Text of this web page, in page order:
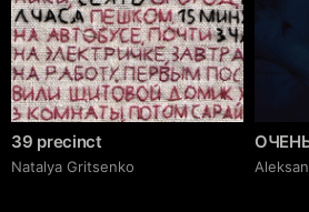
39 precinct
Natalya Gritsenko